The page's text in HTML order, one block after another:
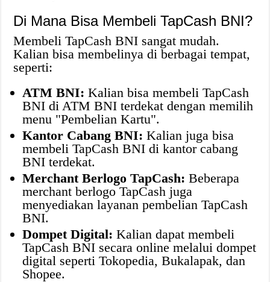
Di Mana Bisa Membeli TapCash BNI?
Membeli TapCash BNI sangat mudah.
Kalian bisa membelinya di berbagai tempat,
seperti:
ATM BNI: Kalian bisa membeli TapCash
BNI di ATM BNI terdekat dengan memilih
menu "Pembelian Kartu".
Kantor Cabang BNI: Kalian juga bisa
membeli TapCash BNI di kantor cabang
BNI terdekat.
Merchant Berlogo TapCash: Beberapa
merchant berlogo TapCash juga
menyediakan layanan pembelian TapCash
BNI.
Dompet Digital: Kalian dapat membeli
TapCash BNI secara online melalui dompet
digital seperti Tokopedia, Bukalapak, dan
Shopee.